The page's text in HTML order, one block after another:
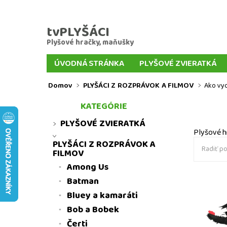
tvPLYŠÁCI
Plyšové hračky, maňušky
ÚVODNÁ STRÁNKA PLYŠOVÉ ZVIERATKÁ
VEĽKÍ PLYŠÁCI
PLYŠOVÉ KĽÚČENKY
DOPRAVA A PLATBA TOVARU
Domov PLYŠÁCI Z ROZPRÁVOK A FILMOV Ako
Plyšové
Radiť
-
KATEGÓRIE
PLYŠOVÉ ZVIERATKÁ
PLYŠÁCI Z ROZPRÁVOK A
FILMOV
Among Us
Batman
Bluey a kamaráti
Bob a Bobek
Čerti